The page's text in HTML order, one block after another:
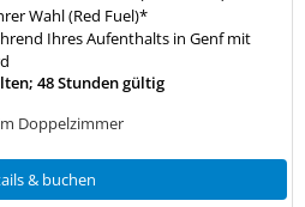
Wahl (Red Fuel)*
Ihres Aufenthalts in Genf mit
48 Stunden gültig
Doppelzimmer
& buchen